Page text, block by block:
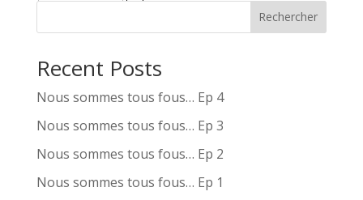
Rechercher
Recent Posts
Nous sommes tous fous… Ep 4
Nous sommes tous fous… Ep 3
Nous sommes tous fous… Ep 2
Nous sommes tous fous… Ep 1